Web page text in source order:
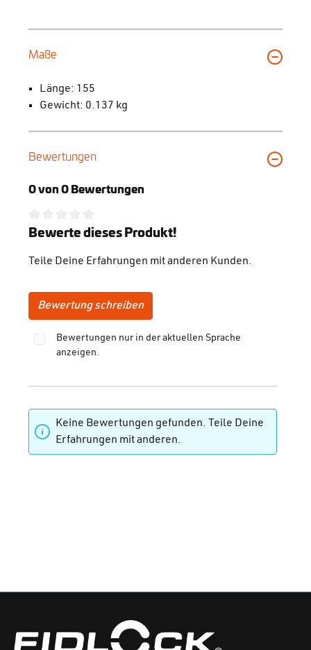
Maße
Länge: 155
Gewicht: 0.137 kg
Bewertungen
0 von 0 Bewertungen
Durchschnittliche Bewertung von 0 von 5 Sternen
Bewerte dieses Produkt!
Teile Deine Erfahrungen mit anderen Kunden.
Bewertung schreiben
Bewertungen nur in der aktuellen Sprache
anzeigen.
Keine Bewertungen gefunden. Teile Deine
Erfahrungen mit anderen.